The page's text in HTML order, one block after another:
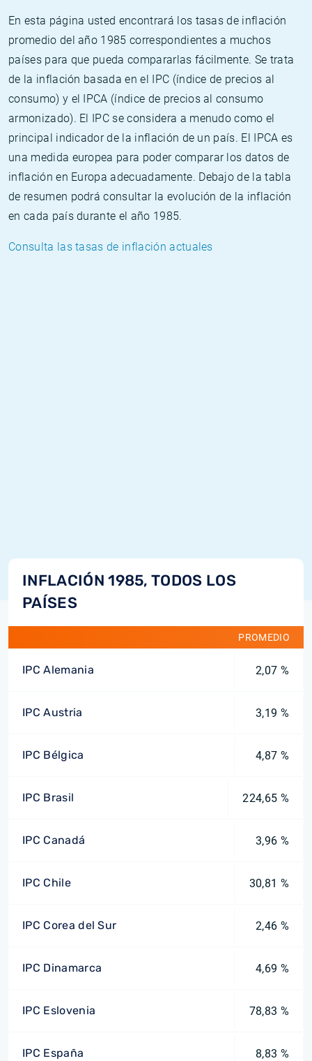
En esta página usted encontrará los tasas de inflación
promedio del año 1985 correspondientes a muchos
países para que pueda compararlas fácilmente. Se trata
de la inflación basada en el IPC (índice de precios al
consumo) y el IPCA (índice de precios al consumo
armonizado). El IPC se considera a menudo como el
principal indicador de la inflación de un país. El IPCA es
una medida europea para poder comparar los datos de
inflación en Europa adecuadamente. Debajo de la tabla
de resumen podrá consultar la evolución de la inflación
en cada país durante el año 1985.
Consulta las tasas de inflación actuales
INFLACIÓN 1985, TODOS LOS
PAÍSES
PROMEDIO
IPC Alemania 2,07 %
IPC Austria 3,19 %
IPC Bélgica 4,87 %
IPC Brasil 224,65 %
IPC Canadá 3,96 %
IPC Chile 30,81 %
IPC Corea del Sur 2,46 %
IPC Dinamarca 4,69 %
IPC Eslovenia 78,83 %
IPC España 8,83 %